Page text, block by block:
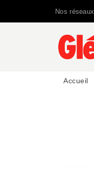
Nos réseaux
Accueil